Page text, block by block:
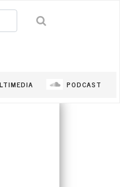
PODCAST